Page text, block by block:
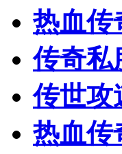
热血传
传奇私
传世攻
热血传